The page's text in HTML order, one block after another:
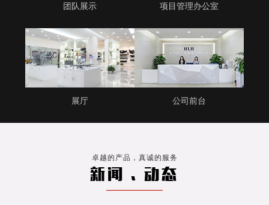
团队展示 项目管理办公室
展厅 公司前台
卓越的产品，真诚的服务
新闻 . 动态